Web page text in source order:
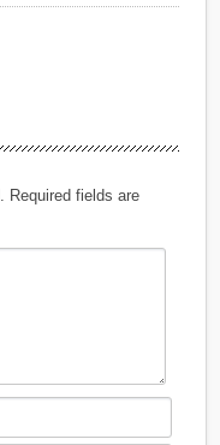
Required fields are